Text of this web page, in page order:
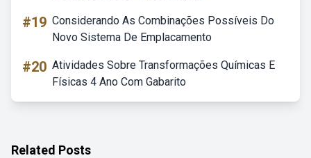
#19 Considerando As Combinações Possíveis Do
Novo Sistema De Emplacamento
#20 Atividades Sobre Transformações Químicas E
Físicas 4 Ano Com Gabarito
Related Posts